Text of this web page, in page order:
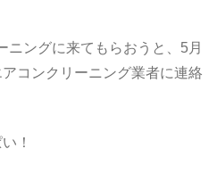
ニングに来てもらおうと、5月
コンクリーニング業者に連絡
！